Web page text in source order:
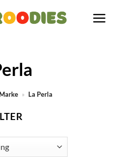
» La Perla